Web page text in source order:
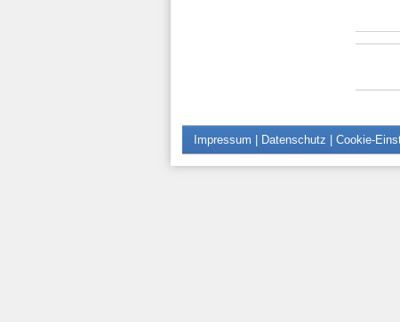
Impressum Datenschutz Cookie-